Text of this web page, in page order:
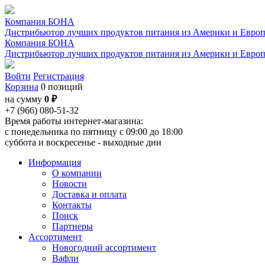
Компания БОНА
Дистрибьютор лучших продуктов питания из Америки и
Компания БОНА
Дистрибьютор лучших продуктов питания из Америки и
Войти Регистрация
Корзина 0 позиций
на сумму 0 ₽
+7 (966) 080-51-32
Время работы интернет-магазина:
с понедельника по пятницу с 09:00 до 18:00
суббота и воскресенье - выходные дни
Информация
О компании
Новости
Доставка и оплата
Контакты
Поиск
Партнеры
Ассортимент
Новогодний ассортимент
Вафли